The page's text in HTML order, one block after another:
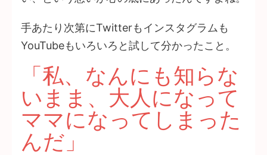
手あたり次第にTwitterもインスタグラムも
YouTubeもいろいろと試して分かったこと。
「私、なんにも知らな
いまま、大人になって
ママになってしまった
んだ」